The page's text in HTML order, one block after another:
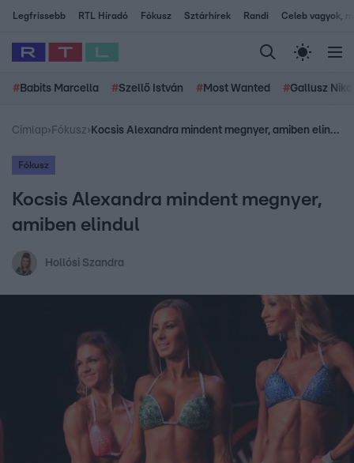
Legfrissebb RTL Híradó Fókusz Sztárhírek Randi Celeb vagyok,
# Babits Marcella #Szellő István # Most Wanted #Gallusz
Címlap› Fókusz› Kocsis Alexandra mindent megnyer, amiben elindul
Fókusz
Kocsis Alexandra mindent megnyer,
amiben elindul
Hollósi Szandra